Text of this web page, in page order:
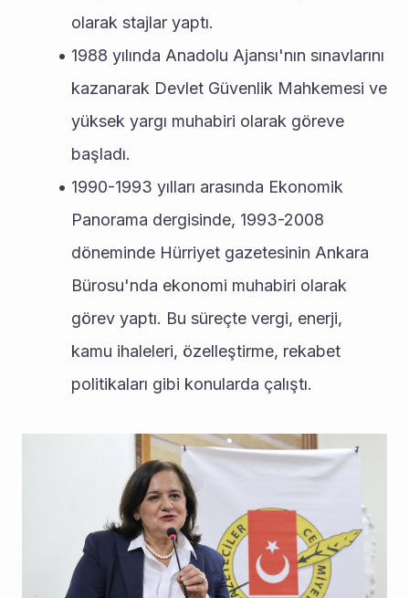
olarak stajlar yaptı.
1988 yılında Anadolu Ajansı'nın sınavlarını
kazanarak Devlet Güvenlik Mahkemesi ve
yüksek yargı muhabiri olarak göreve
başladı.
1990-1993 yılları arasında Ekonomik
Panorama dergisinde, 1993-2008
döneminde Hürriyet gazetesinin Ankara
Bürosu'nda ekonomi muhabiri olarak
görev yaptı. Bu süreçte vergi, enerji,
kamu ihaleleri, özelleştirme, rekabet
politikaları gibi konularda çalıştı.